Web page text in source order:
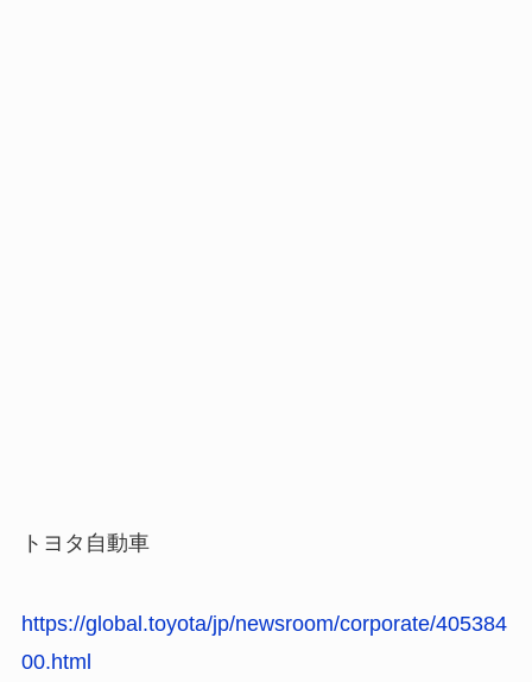
トヨタ自動車
https://global.toyota/jp/newsroom/corporate/405384
00.html